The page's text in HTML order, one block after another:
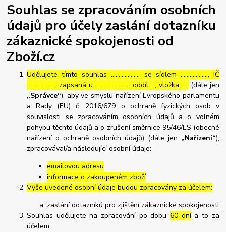
Souhlas se zpracováním osobních
údajů pro účely zaslání dotazníku
zákaznické spokojenosti od
Zboží.cz
Udělujete tímto souhlas ……………..., se sídlem ………………, IČ
………………., zapsaná u ………………… , oddíl …, vložka ….. (dále jen
„Správce“), aby ve smyslu nařízení Evropského parlamentu
a Rady (EU) č. 2016/679 o ochraně fyzických osob v
souvislosti se zpracováním osobních údajů a o volném
pohybu těchto údajů a o zrušení směrnice 95/46/ES (obecné
nařízení o ochraně osobních údajů) (dále jen „Nařízení“),
zpracovával/a následující osobní údaje:
emailovou adresu
informace o zakoupeném zboží
Výše uvedené osobní údaje budou zpracovány za účelem:
zaslání dotazníků pro zjištění zákaznické spokojenosti
Souhlas udělujete na zpracování po dobu60 dnía to za
účelem: